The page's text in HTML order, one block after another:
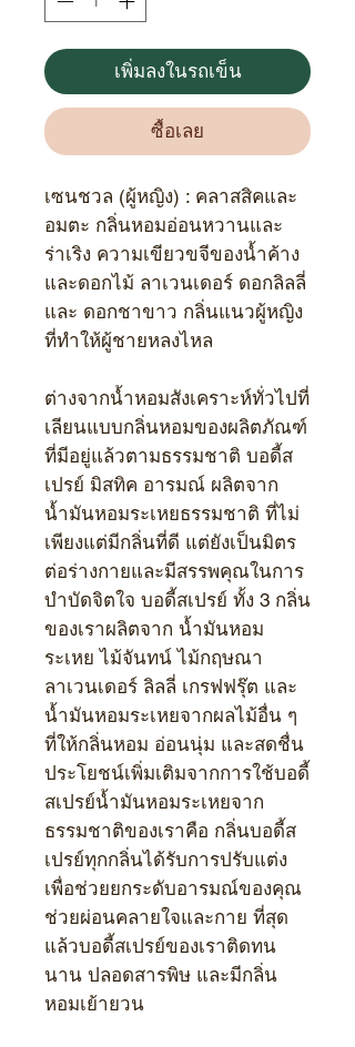
เพิ่มลงในรถเข็น
ซื้อเลย
เซนชวล (ผู้หญิง) : คลาสสิคและ
อมตะ กลิ่นหอมอ่อนหวานและ
ร่าเริง ความเขียวขจีของน้ำค้าง
และดอกไม้ ลาเวนเดอร์ ดอกลิลลี่
และ ดอกชาขาว กลิ่นแนวผู้หญิง
ที่ทำให้ผู้ชายหลงไหล
ต่างจากน้ำหอมสังเคราะห์ทั่วไปที่
เลียนแบบกลิ่นหอมของผลิตภัณฑ์
ที่มีอยู่แล้วตามธรรมชาติ บอดี้ส
เปรย์ มิสทิค อารมณ์ ผลิตจาก
น้ำมันหอมระเหยธรรมชาติ ที่ไม่
เพียงแต่มีกลิ่นที่ดี แต่ยังเป็นมิตร
ต่อร่างกายและมีสรรพคุณในการ
บำบัดจิตใจ บอดี้สเปรย์ ทั้ง 3 กลิ่น
ของเราผลิตจาก น้ำมันหอม
ระเหย ไม้จันทน์ ไม้กฤษณา
ลาเวนเดอร์ ลิลลี่ เกรฟฟรุ๊ต และ
น้ำมันหอมระเหยจากผลไม้อื่น ๆ
ที่ให้กลิ่นหอม อ่อนนุ่ม และสดชื่น
ประโยชน์เพิ่มเติมจากการใช้บอดี้
สเปรย์น้ำมันหอมระเหยจาก
ธรรมชาติของเราคือ กลิ่นบอดี้ส
เปรย์ทุกกลิ่นได้รับการปรับแต่ง
เพื่อช่วยยกระดับอารมณ์ของคุณ
ช่วยผ่อนคลายใจและกาย ที่สุด
แล้วบอดี้สเปรย์ของเราติดทน
นาน ปลอดสารพิษ และมีกลิ่น
หอมเย้ายวน